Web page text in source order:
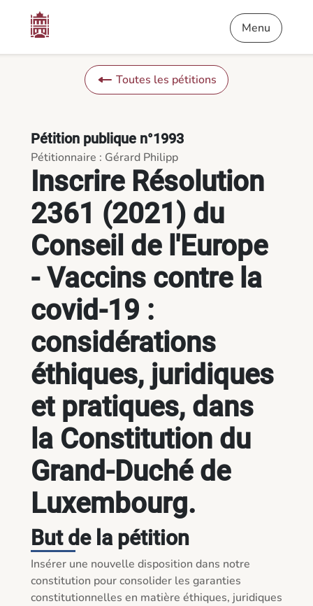
Inscrire Résolution 2361 (2021) du Conseil de l'Europe -
Menu
Toutes les pétitions
Inscrire Résolution
2361 (2021) du
Conseil de l'Europe
- Vaccins contre la
covid-19 :
considérations
éthiques, juridiques
et pratiques, dans
la Constitution du
Grand-Duché de
Luxembourg.
Pétition publique n°1993
Pétitionnaire : Gérard Philipp
But de la pétition
Insérer une nouvelle disposition dans notre
constitution pour consolider les garanties
constitutionnelles en matière éthiques, juridiques